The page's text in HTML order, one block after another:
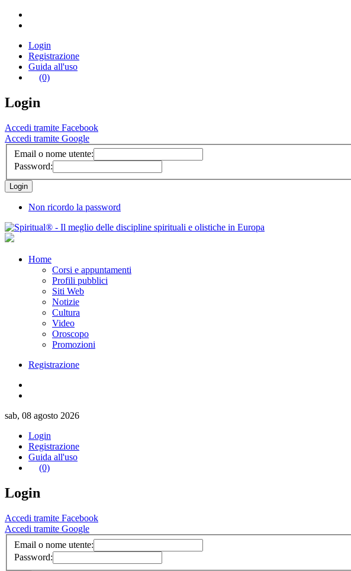
Login
Registrazione
Guida all'uso
(0)
Login
Accedi tramite Facebook
Accedi tramite Google
Email o nome utente:
Password:
Non ricordo la password
Home
Corsi e appuntamenti
Profili pubblici
Siti Web
Notizie
Cultura
Video
Oroscopo
Promozioni
Registrazione
sab, 08 agosto 2026
Login
Registrazione
Guida all'uso
(0)
Login
Accedi tramite Facebook
Accedi tramite Google
Email o nome utente:
Password: